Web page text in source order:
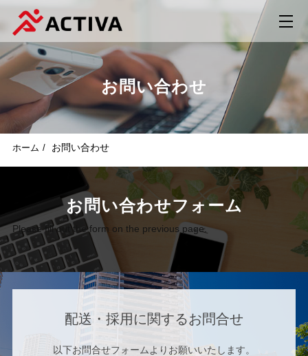
お問い合わせ
ホーム お問い合わせ
お問い合わせフォーム
Please fill out the form on the previous page.
配送・採用に関するお問合せ
以下お問合せフォームよりお願いいたします。